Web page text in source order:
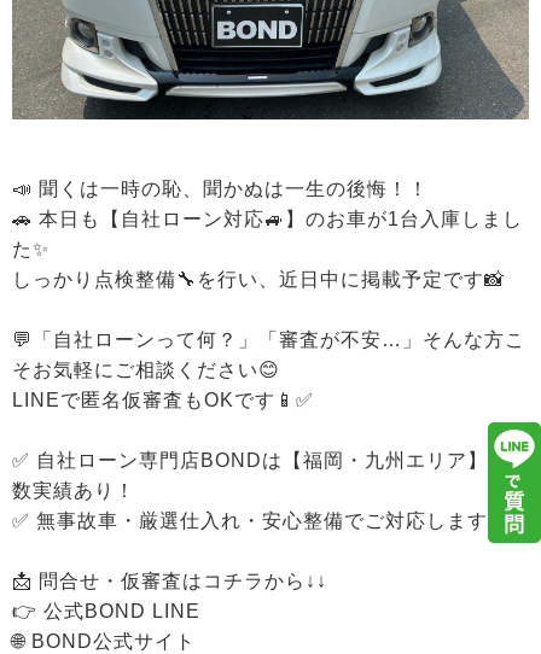
📣 聞くは一時の恥、聞かぬは一生の後悔！！
🚗 本日も【自社ローン対応🚙】のお車が1台入庫しまし
た✨
しっかり点検整備🔧を行い、近日中に掲載予定です📸
💬「自社ローンって何？」「審査が不安…」そんな方こ
そお気軽にご相談ください😊
LINEで匿名仮審査もOKです📱✅
✅ 自社ローン専門店BONDは【福岡・九州エリア】で多
数実績あり！
✅ 無事故車・厳選仕入れ・安心整備でご対応します
📩 問合せ・仮審査はコチラから↓↓
👉 公式BOND LINE
🌐 BOND公式サイト